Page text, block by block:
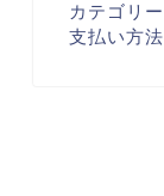
カテゴリー
支払い方法